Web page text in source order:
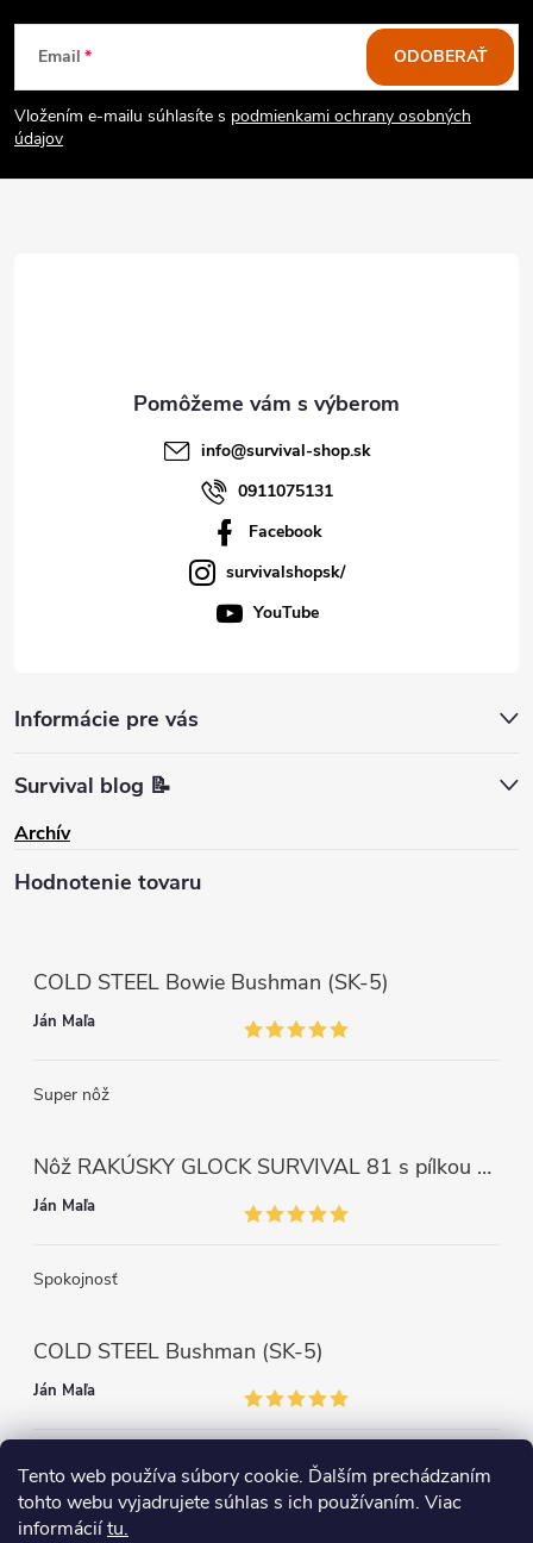
Tento web používa súbory cookie. Ďalším prechádzaním
tohto webu vyjadrujete súhlas s ich používaním. Viac
informáciítu.
Z
á
p
Email
Vložením e-mailu súhlasíte s podmienkami ochrany osobných
údajov
ODOBERAŤ
info@survival-shop.sk
0911075131
Facebook
survivalshopsk/
YouTube
Informácie pre vás
Survival blog 📝
Archív
Hodnotenie tovaru
COLD STEEL Bowie Bushman (SK-5)
Ján Maľa
Super nôž
Nôž RAKÚSKY GLOCK SURVIVAL 81 s pílkou ZELENÝ
Ján Maľa
Spokojnosť
COLD STEEL Bushman (SK-5)
Ján Maľa
Môžem len povedať super,super a super nôž